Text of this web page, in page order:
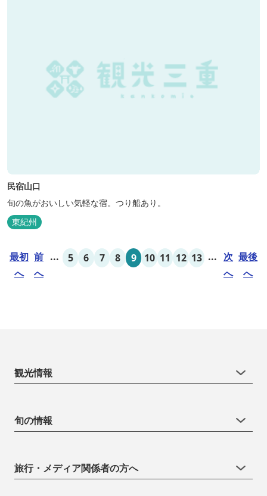
民宿山口
旬の魚がおいしい気軽な宿。つり船あり。
東紀州
最初
へ
前
へ
... 5 6 7 8 9 10 11 12 13 ... 次
へ
最後
へ
観光情報
旬の情報
旅行・メディア関係者の方へ